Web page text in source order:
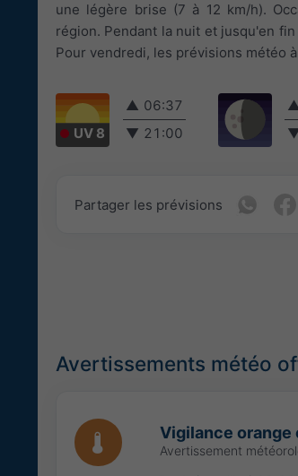
une légère brise (7 à 12 km/h).
région. Pendant la nuit et jusqu'en
Pour vendredi, les prévisions météo
UV 8
▲ 06:37
▼ 21:00
Partager les prévisions
Avertissements météo
Vigilance orange
Avertissement